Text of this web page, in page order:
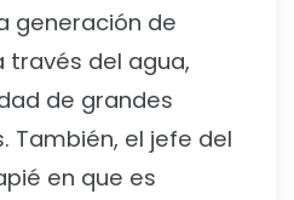
generación de
del agua,
de grandes
También, el jefe del
en que es